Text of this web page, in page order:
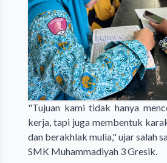
"Tujuan kami tidak hanya
kerja, tapi juga membentuk
dan berakhlak mulia," ujar salah
SMK Muhammadiyah 3 Gresik.